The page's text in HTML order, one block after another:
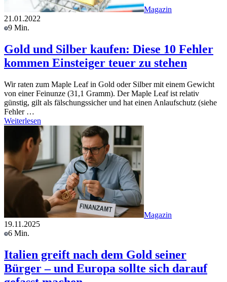
Magazin
21.01.2022
9 Min.
Gold und Silber kaufen: Diese 10 Fehler
kommen Einsteiger teuer zu stehen
Wir raten zum Maple Leaf in Gold oder Silber mit einem Gewicht
von einer Feinunze (31,1 Gramm). Der Maple Leaf ist relativ
günstig, gilt als fälschungssicher und hat einen Anlaufschutz (siehe
Fehler …
Weiterlesen
Magazin
19.11.2025
6 Min.
Italien greift nach dem Gold seiner
Bürger – und Europa sollte sich darauf